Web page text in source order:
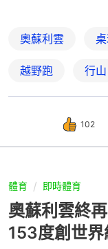
奧蘇利雲
越野跑 行山
102
體育 即時體育
奧蘇利雲終
153度創世